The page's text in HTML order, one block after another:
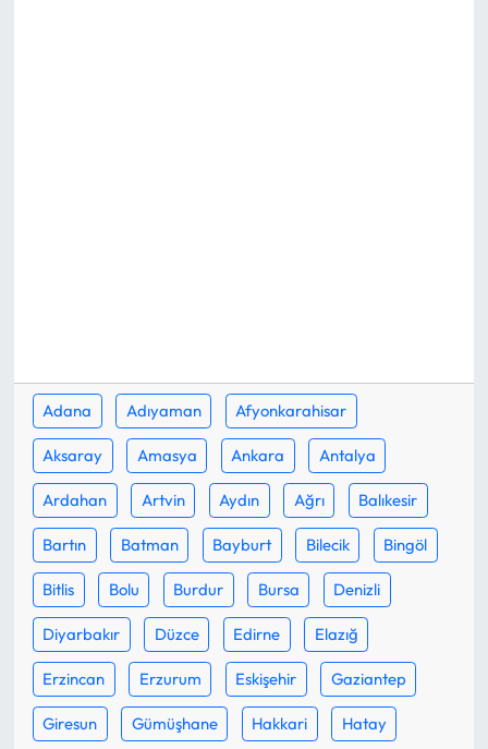
Adana Adıyaman Afyonkarahisar
Aksaray Amasya Ankara Antalya
Ardahan Artvin Aydın Ağrı Balıkesir
Bartın Batman Bayburt Bilecik Bingöl
Bitlis Bolu Burdur Bursa Denizli
Diyarbakır Düzce Edirne Elazığ
Erzincan Erzurum Eskişehir Gaziantep
Giresun Gümüşhane Hakkari Hatay
Laçin Haberleri
Magazin
Mecitözü Haberleri
Oğuzlar Haberleri
Ortaköy Haberleri
Osmancık Haberleri